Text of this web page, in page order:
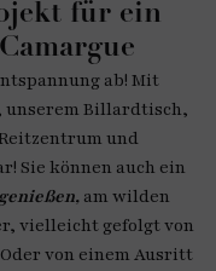
für ein
ab! Mit
unserem Billardtisch,
und
Sie können auch ein
am wilden
vielleicht gefolgt von
von einem Ausritt